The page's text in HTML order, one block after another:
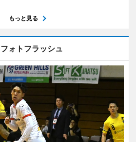
もっと見る
フォトフラッシュ